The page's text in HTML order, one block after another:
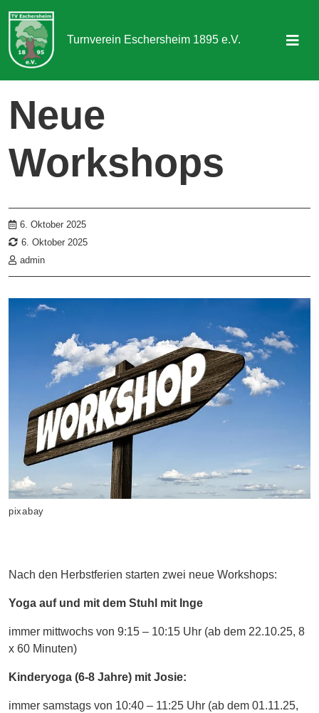
Turnverein Eschersheim 1895 e.V.
Abteilungen
Aktuelles & Termine
Kontakt
Neue
Workshops
6. Oktober 2025
6. Oktober 2025
admin
pixabay
Nach den Herbstferien starten zwei neue Workshops:
Yoga auf und mit dem Stuhl mit Inge
immer mittwochs von 9:15 – 10:15 Uhr (ab dem 22.10.25, 8
x 60 Minuten)
Kinderyoga (6-8 Jahre) mit Josie:
immer samstags von 10:40 – 11:25 Uhr (ab dem 01.11.25,